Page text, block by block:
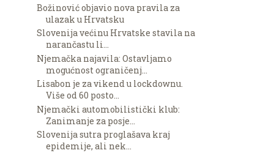
Božinović objavio nova pravila za
ulazak u Hrvatsku
Slovenija većinu Hrvatske stavila na
narančastu li...
Njemačka najavila: Ostavljamo
mogućnost ograničenj...
Lisabon je za vikend u lockdownu.
Više od 60 posto...
Njemački automobilistički klub:
Zanimanje za posje...
Slovenija sutra proglašava kraj
epidemije, ali nek...